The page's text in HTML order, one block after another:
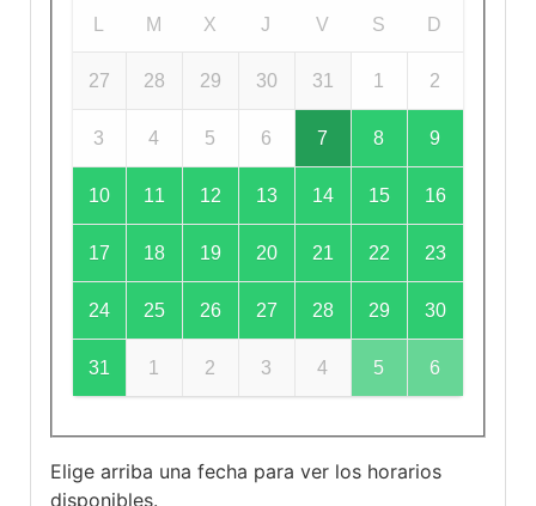
M X J V S D
27 28 29 30 31 1 2
3 4 5 6 7 8 9
10 11 12 13 14 15 16
17 18 19 20 21 22 23
24 25 26 27 28 29 30
31 1 2 3 4 5 6
Elige arriba una fecha para ver los horarios
disponibles.